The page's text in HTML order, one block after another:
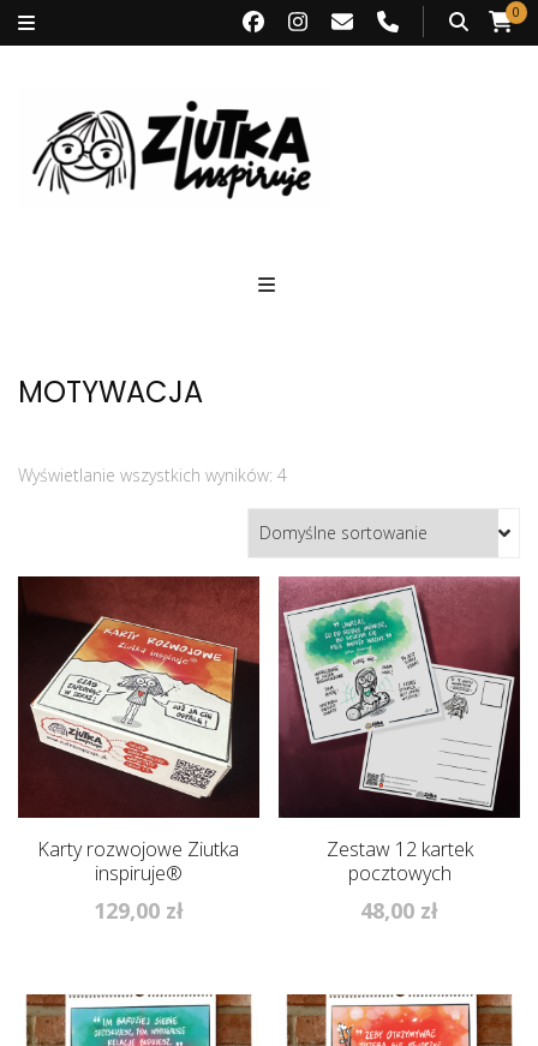
0
MOTYWACJA
Wyświetlanie wszystkich wyników: 4
Karty rozwojowe Ziutka
inspiruje®
129,00 zł
Zestaw 12 kartek
pocztowych
48,00 zł